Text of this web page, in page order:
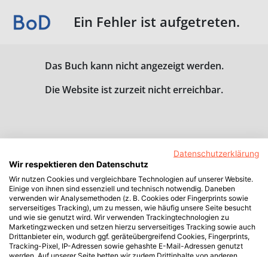
Ein Fehler ist aufgetreten.
Das Buch kann nicht angezeigt werden.
Die Website ist zurzeit nicht erreichbar.
Datenschutzerklärung
Wir respektieren den Datenschutz
Wir nutzen Cookies und vergleichbare Technologien auf unserer Website.
Einige von ihnen sind essenziell und technisch notwendig. Daneben
verwenden wir Analysemethoden (z. B. Cookies oder Fingerprints sowie
serverseitiges Tracking), um zu messen, wie häufig unsere Seite besucht
und wie sie genutzt wird. Wir verwenden Trackingtechnologien zu
Marketingzwecken und setzen hierzu serverseitiges Tracking sowie auch
Drittanbieter ein, wodurch ggf. geräteübergreifend Cookies, Fingerprints,
Tracking-Pixel, IP-Adressen sowie gehashte E-Mail-Adressen genutzt
werden. Auf unserer Seite betten wir zudem Drittinhalte von anderen